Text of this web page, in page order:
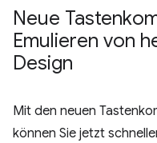
Neue
Emulieren von
Design
Mit den neuen
können Sie jetzt